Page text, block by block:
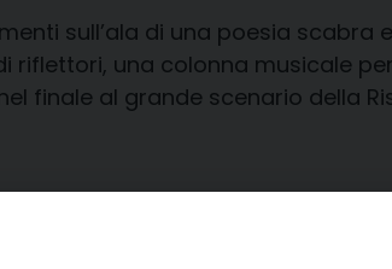
sull’ala di una poesia scabra
una colonna musicale
finale al grande scenario della